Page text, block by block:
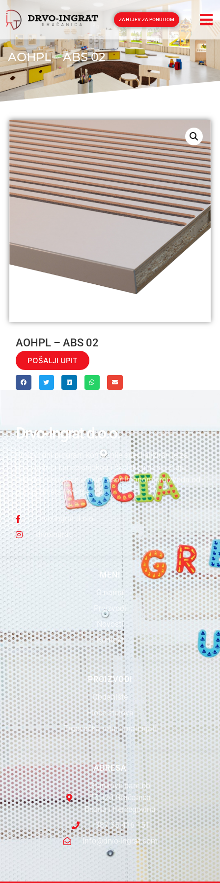
ZAHTJEV ZA PONUDOM
AOHPL – ABS 02
AOHPL – ABS 02
POŠALJI UPIT
Drvo-Ingrat d.o.o.
Proizvodni program kompanije specijaliziran je za
proizvodnju kancelarijskog i školskog namještaja,
također raspolaže velikim asortimanom proizvoda od
punog drveta i iverice.
Drvo-Ingrat d.o.o.
drvoingrat
MENI
O nama
Proizvodi
Novosti
Kontakt
PROIZVODI
Obdanište
Ploče stolova
Trgovačka roba i materijali
ADRESA
Stankove bare bb
75 320 Gračanica
Bosna i Hercegovina
+387 35 416 151
info@drvo-ingrat.com